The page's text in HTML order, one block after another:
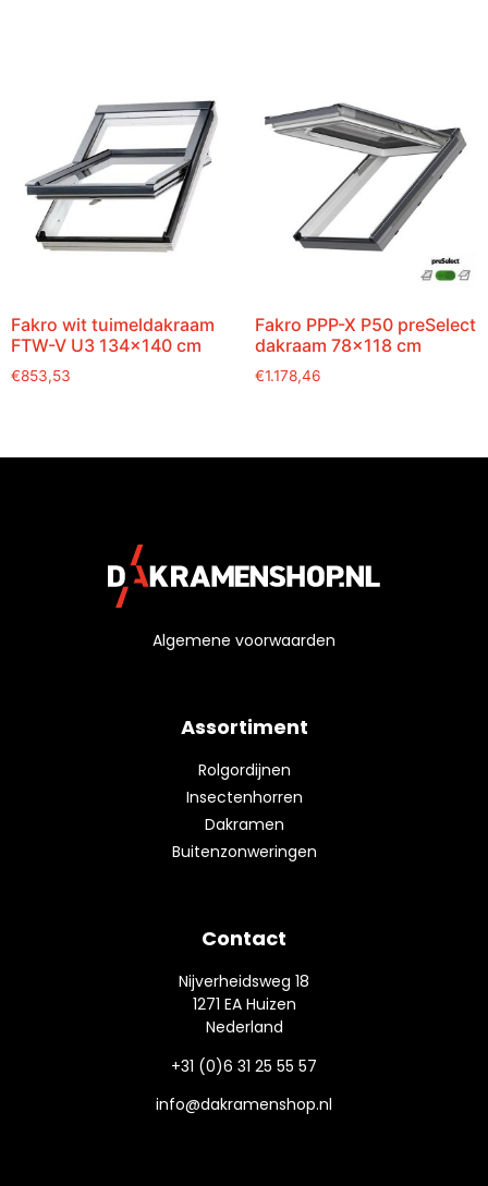
Fakro wit tuimeldakraam
FTW-V U3 134×140 cm
€853,53
Fakro PPP-X P50 preSelect
dakraam 78×118 cm
€1.178,46
Algemene voorwaarden
Assortiment
Rolgordijnen
Insectenhorren
Dakramen
Buitenzonweringen
Contact
Nijverheidsweg 18
1271 EA Huizen
Nederland
+31 (0)6 31 25 55 57
info@dakramenshop.nl